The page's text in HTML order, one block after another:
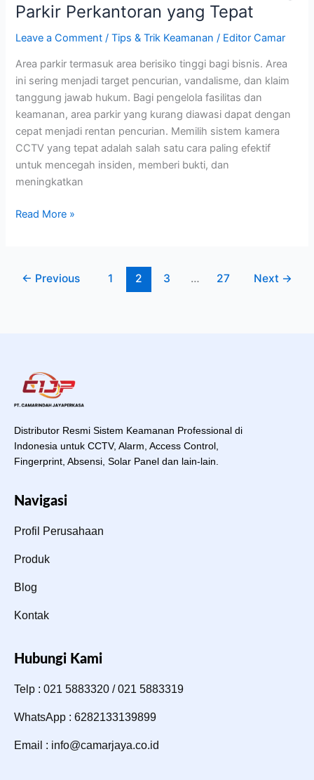
Parkir Perkantoran yang Tepat
Leave a Comment /Tips & Trik Keamanan / Editor Camar
Area parkir termasuk area berisiko tinggi bagi bisnis. Area
ini sering menjadi target pencurian, vandalisme, dan klaim
tanggung jawab hukum. Bagi pengelola fasilitas dan
keamanan, area parkir yang kurang diawasi dapat dengan
cepat menjadi rentan pencurian. Memilih sistem kamera
CCTV yang tepat adalah salah satu cara paling efektif
untuk mencegah insiden, memberi bukti, dan
meningkatkan
Read More »
← Previous 1 2 3 … 27 Next →
Distributor Resmi Sistem Keamanan Professional di
Indonesia untuk CCTV, Alarm, Access Control,
Fingerprint, Absensi, Solar Panel dan lain-lain.
Navigasi
Profil Perusahaan
Produk
Blog
Kontak
Hubungi Kami
Telp : 021 5883320 / 021 5883319
WhatsApp : 6282133139899
Email : info@camarjaya.co.id